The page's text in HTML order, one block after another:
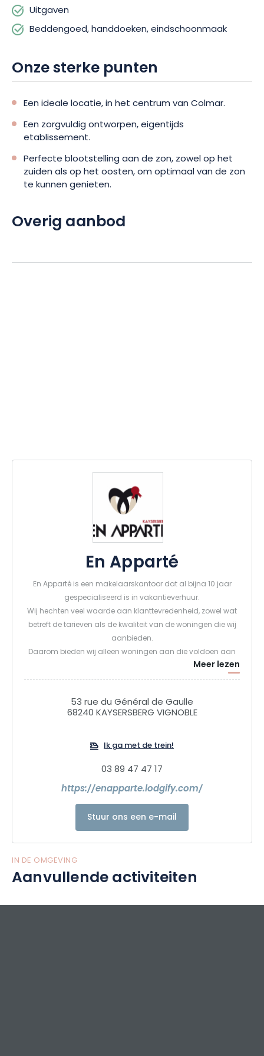
Of je nu met je gezin of met vrienden reist, je zult alle
faciliteiten die de gîte Bredala biedt zeker waarderen. Dankzij
de centrale ligging kun je gemakkelijk te voet de straten,
Mis een onvergetelijke ervaring in Bredala B&B in Colmar niet.
Elzasser stad!
Uitgaven
Beddengoed, handdoeken, eindschoonmaak
Onze sterke punten
Een ideale locatie, in het centrum van Colmar.
Een zorgvuldig ontworpen, eigentijds
etablissement.
Perfecte blootstelling aan de zon, zowel op het
zuiden als op het oosten, om optimaal van de zon
te kunnen genieten.
Overig aanbod
En Apparté
En Apparté is een makelaarskantoor dat al bijna 10 jaar
gespecialiseerd is in vakantieverhuur.
Wij hechten veel waarde aan klanttevredenheid, zowel wat
betreft de tarieven als de kwaliteit van de woningen die wij
aanbieden.
Daarom bieden wij alleen woningen aan die voldoen aan
onze strenge selectiecriteria.Ons team staat tot je
beschikking om ervoor te zorgen dat je verblijf in de beste
Meer lezen
53 rue du Général de Gaulle
68240 KAYSERSBERG VIGNOBLE
Ik ga met de trein!
03 89 47 47 17
https://enapparte.lodgify.com/
Stuur ons een e-mail
IN DE OMGEVING
Aanvullende activiteiten